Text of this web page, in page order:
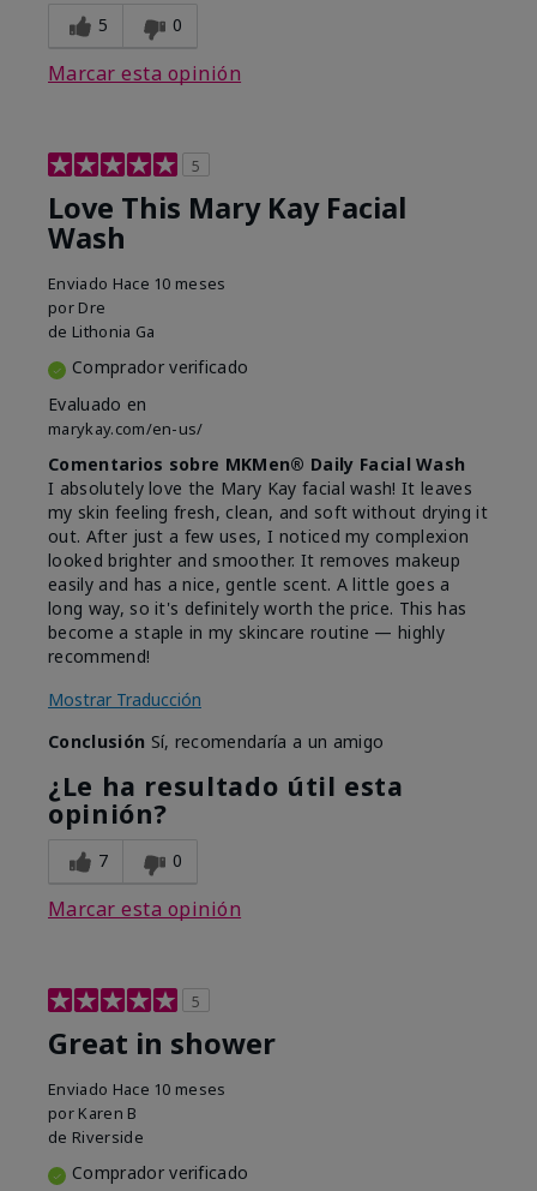
5 0
Marcar esta opinión
5
Love This Mary Kay Facial
Wash
Enviado Hace 10 meses
por Dre
de Lithonia Ga
Comprador verificado
Evaluado en
marykay.com/en-us/
Comentarios sobre MKMen® Daily Facial Wash
I absolutely love the Mary Kay facial wash! It leaves
my skin feeling fresh, clean, and soft without drying it
out. After just a few uses, I noticed my complexion
looked brighter and smoother. It removes makeup
easily and has a nice, gentle scent. A little goes a
long way, so it's definitely worth the price. This has
become a staple in my skincare routine — highly
recommend!
Mostrar Traducción
Conclusión Sí, recomendaría a un amigo
¿Le ha resultado útil esta
opinión?
7 0
Marcar esta opinión
5
Great in shower
Enviado Hace 10 meses
por Karen B
de Riverside
Comprador verificado